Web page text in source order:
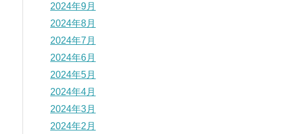
2024年9月
2024年8月
2024年7月
2024年6月
2024年5月
2024年4月
2024年3月
2024年2月